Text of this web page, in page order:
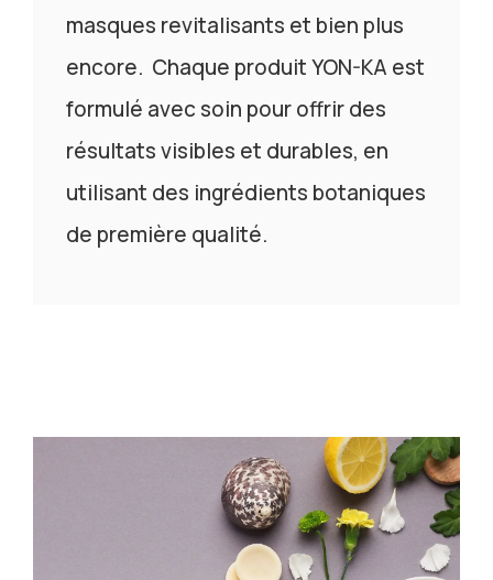
masques revitalisants et bien plus
encore. Chaque produit YON-KA est
formulé avec soin pour offrir des
résultats visibles et durables, en
utilisant des ingrédients botaniques
de première qualité.